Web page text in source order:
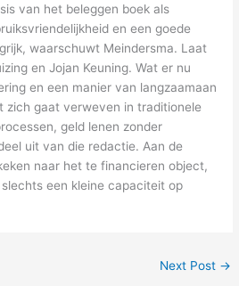
van het beleggen boek als
en een goede
waarschuwt Meindersma. Laat
en Jojan Keuning. Wat er nu
en een manier van langzaamaan
zich gaat verweven in traditionele
geld lenen zonder
uit van die redactie. Aan de
naar het te financieren object,
een kleine capaciteit op
Next Post →